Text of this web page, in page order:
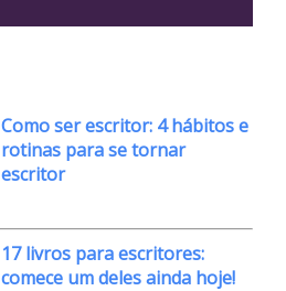
Como ser escritor: 4 hábitos e
rotinas para se tornar
escritor
17 livros para escritores:
comece um deles ainda hoje!